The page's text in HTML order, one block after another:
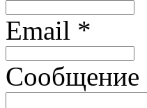
Email *
Сообщение